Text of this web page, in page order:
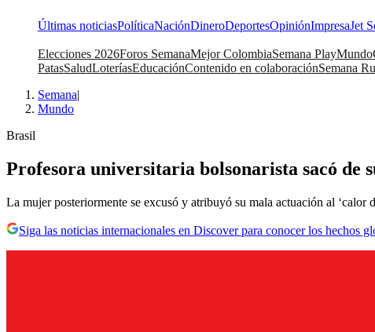
Últimas noticiasPolíticaNaciónDineroDeportesOpiniónImpresaJet
Elecciones 2026Foros SemanaMejor ColombiaSemana PlayMundo
PatasSaludLoteríasEducaciónContenido en colaboraciónSemana
Semana|
Mundo
Brasil
Profesora universitaria bolsonarista sacó de
La mujer posteriormente se excusó y atribuyó su mala actuación al ‘calor
Siga las noticias internacionales en Discover para conocer los hechos